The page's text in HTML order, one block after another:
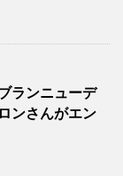
ランニューデ
ンさんがエン